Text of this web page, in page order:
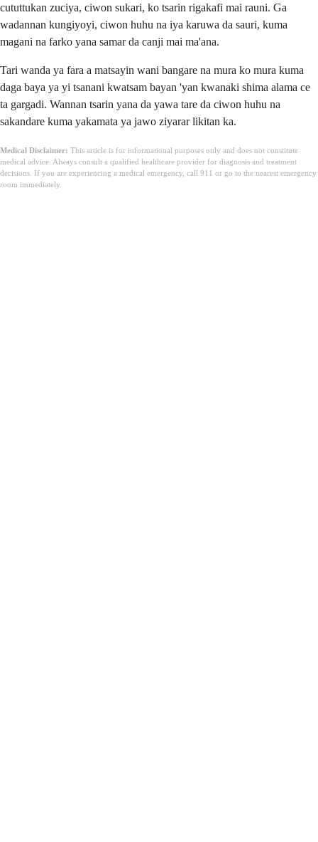
cututtukan zuciya, ciwon sukari, ko tsarin rigakafi mai rauni. Ga
wadannan kungiyoyi, ciwon huhu na iya karuwa da sauri, kuma
magani na farko yana samar da canji mai ma'ana.
Tari wanda ya fara a matsayin wani bangare na mura ko mura kuma
daga baya ya yi tsanani kwatsam bayan 'yan kwanaki shima alama ce
ta gargadi. Wannan tsarin yana da yawa tare da ciwon huhu na
sakandare kuma yakamata ya jawo ziyarar likitan ka.
Medical Disclaimer: This article is for informational purposes only and does not constitute
medical advice. Always consult a qualified healthcare provider for diagnosis and treatment
decisions. If you are experiencing a medical emergency, call 911 or go to the nearest emergency
room immediately.